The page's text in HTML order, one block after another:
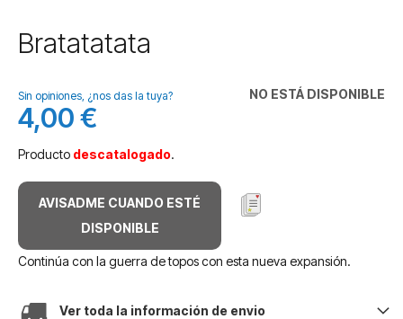
Saltar
al
de
la
galería
imágenes
Bratatatata
NO ESTÁ DISPONIBLE
Sin opiniones, ¿nos das la tuya?
4,00 €
Producto descatalogado.
AVISADME CUANDO ESTÉ
DISPONIBLE
Continúa con la guerra de topos con esta nueva expansión.
Ver toda la información de envio